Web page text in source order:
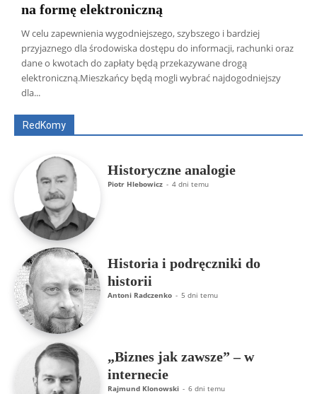
na formę elektroniczną
W celu zapewnienia wygodniejszego, szybszego i bardziej
przyjaznego dla środowiska dostępu do informacji, rachunki oraz
dane o kwotach do zapłaty będą przekazywane drogą
elektroniczną.Mieszkańcy będą mogli wybrać najdogodniejszy
dla...
RedKomy
Wszyscy Aleksander Borowik
Antoni Radczenko
Artur Płokszto
Grzegorz Górny
Historyczne analogie
Piotr Hlebowicz - 4 dni temu
Historia i podręczniki do
historii
Antoni Radczenko - 5 dni temu
„Biznes jak zawsze” – w
internecie
Rajmund Klonowski - 6 dni temu